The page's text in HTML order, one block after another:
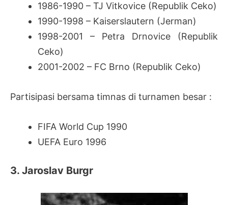
1986-1990 – TJ Vitkovice (Republik Ceko)
1990-1998 – Kaiserslautern (Jerman)
1998-2001 – Petra Drnovice (Republik
Ceko)
2001-2002 – FC Brno (Republik Ceko)
Partisipasi bersama timnas di turnamen besar :
FIFA World Cup 1990
UEFA Euro 1996
3. Jaroslav Burgr